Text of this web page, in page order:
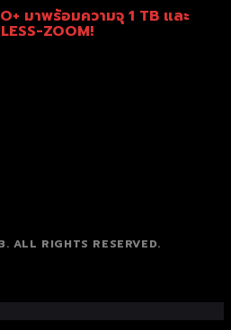
มาพร้อมความจุ 1 TB และ
ZOOM!
ALL RIGHTS RESERVED.